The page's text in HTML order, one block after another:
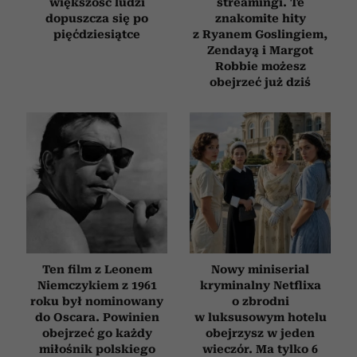
Partnerzy mogą połączyć te informacje z innymi danymi
otrzymanymi od Ciebie lub uzyskanymi podczas
dopuszcza się po
pięćdziesiątce
znakomite hity
z Ryanem Goslingiem,
Zendayą i Margot
Robbie możesz
obejrzeć już dziś
Ten film z Leonem
Niemczykiem z 1961
roku był nominowany
do Oscara. Powinien
obejrzeć go każdy
miłośnik polskiego
Nowy miniserial
kryminalny Netflixa
o zbrodni
w luksusowym hotelu
obejrzysz w jeden
wieczór. Ma tylko 6